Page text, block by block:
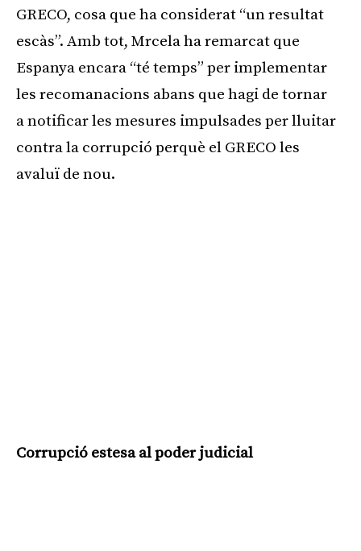
GRECO, cosa que ha considerat “un resultat
escàs”. Amb tot, Mrcela ha remarcat que
Espanya encara “té temps” per implementar
les recomanacions abans que hagi de tornar
a notificar les mesures impulsades per lluitar
contra la corrupció perquè el GRECO les
avaluï de nou.
Corrupció estesa al poder judicial